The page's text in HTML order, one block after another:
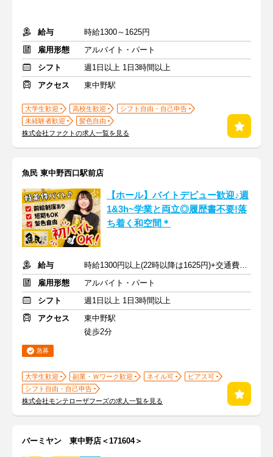
給与
時給1300～1625円
雇用形態
アルバイト・パート
シフト
週1日以上 1日3時間以上
アクセス
東中野駅
大学生歓迎 高校生歓迎
シフト自由・自己申告
未経験者歓迎
髪色自由
株式会社ファクトの求人一覧を見る
魚民 東中野西口駅前店
【ホール】バイトデビュー歓迎♪週
1&3h~学業と両立◎履歴書不要!落
ち着く和空間＊
給与
時給1300円以上(22時以降は1625円)+交通費規定内支給
雇用形態
アルバイト・パート
シフト
週1日以上 1日3時間以上
アクセス
東中野駅
徒歩2分
急募
大学生歓迎 副業・Ｗワーク歓迎 ネイル可
ピアス可
シフト自由・自己申告
株式会社モンテローザフーズの求人一覧を見る
バーミヤン 東中野店＜171604＞